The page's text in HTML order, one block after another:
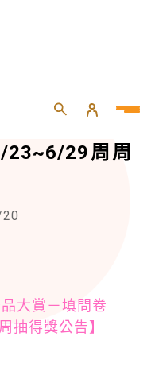
菁品大賞－
29周周
大賞－填問卷
抽得獎公告】